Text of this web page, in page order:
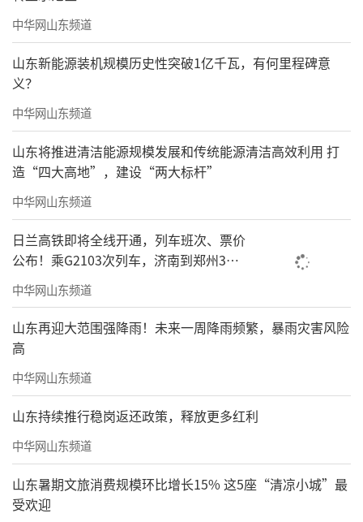
中华网山东频道
山东新能源装机规模历史性突破1亿千瓦，有何里程碑意
义？
中华网山东频道
山东将推进清洁能源规模发展和传统能源清洁高效利用 打
造“四大高地”，建设“两大标杆”
中华网山东频道
日兰高铁即将全线开通，列车班次、票价
公布！乘G2103次列车，济南到郑州3小
时到达
中华网山东频道
山东再迎大范围强降雨！未来一周降雨频繁，暴雨灾害风险
高
中华网山东频道
山东持续推行稳岗返还政策，释放更多红利
中华网山东频道
山东暑期文旅消费规模环比增长15% 这5座“清凉小城”最
受欢迎